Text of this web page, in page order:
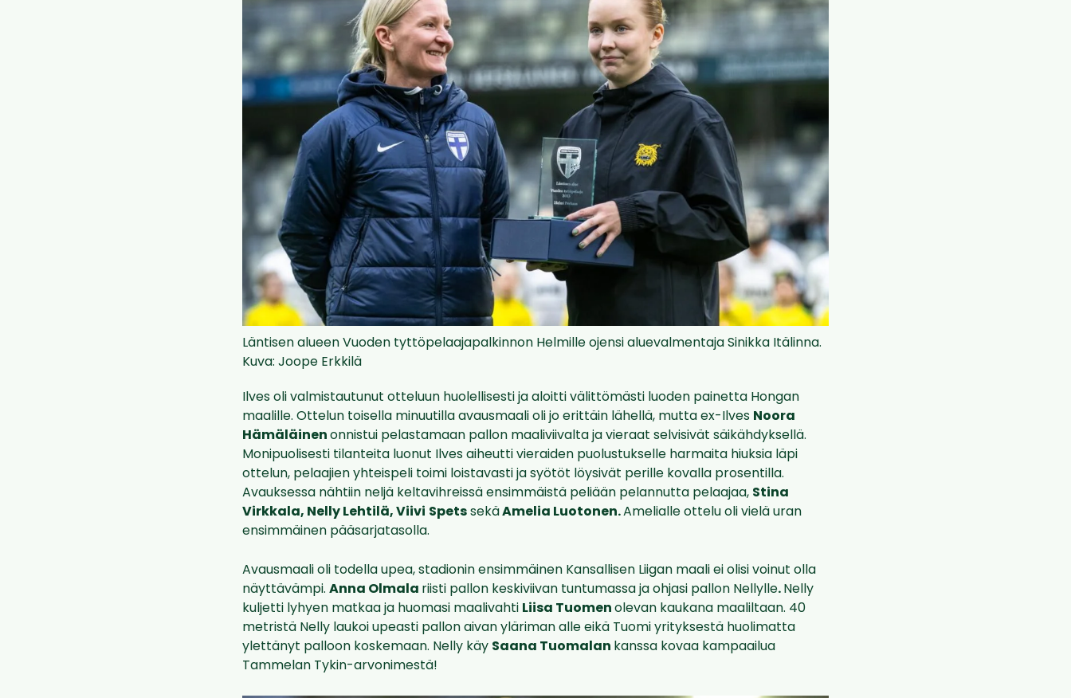
Läntisen alueen Vuoden tyttöpelaajapalkinnon Helmille ojensi aluevalmentaja Sinikka Itälinna.
Kuva: Joope Erkkilä
Ilves oli valmistautunut otteluun huolellisesti ja aloitti välittömästi luoden painetta Hongan
maalille. Ottelun toisella minuutilla avausmaali oli jo erittäin lähellä, mutta ex-Ilves Noora
Hämäläinen onnistui pelastamaan pallon maaliviivalta ja vieraat selvisivät säikähdyksellä.
Monipuolisesti tilanteita luonut Ilves aiheutti vieraiden puolustukselle harmaita hiuksia läpi
ottelun, pelaajien yhteispeli toimi loistavasti ja syötöt löysivät perille kovalla prosentilla.
Avauksessa nähtiin neljä keltavihreissä ensimmäistä peliään pelannutta pelaajaa, Stina
Virkkala, Nelly Lehtilä, Viivi Spets sekäAmelia Luotonen.Amelialle ottelu oli vielä uran
ensimmäinen pääsarjatasolla.
Avausmaali oli todella upea, stadionin ensimmäinen Kansallisen Liigan maali ei olisi voinut olla
näyttävämpi. Anna Olmala riisti pallon keskiviivan tuntumassa ja ohjasi pallon Nellylle. Nelly
kuljetti lyhyen matkaa ja huomasi maalivahti Liisa Tuomen olevan kaukana maaliltaan. 40
metristä Nelly laukoi upeasti pallon aivan yläriman alle eikä Tuomi yrityksestä huolimatta
ylettänyt palloon koskemaan. Nelly käy Saana Tuomalan kanssa kovaa kampaailua
Tammelan Tykin-arvonimestä!